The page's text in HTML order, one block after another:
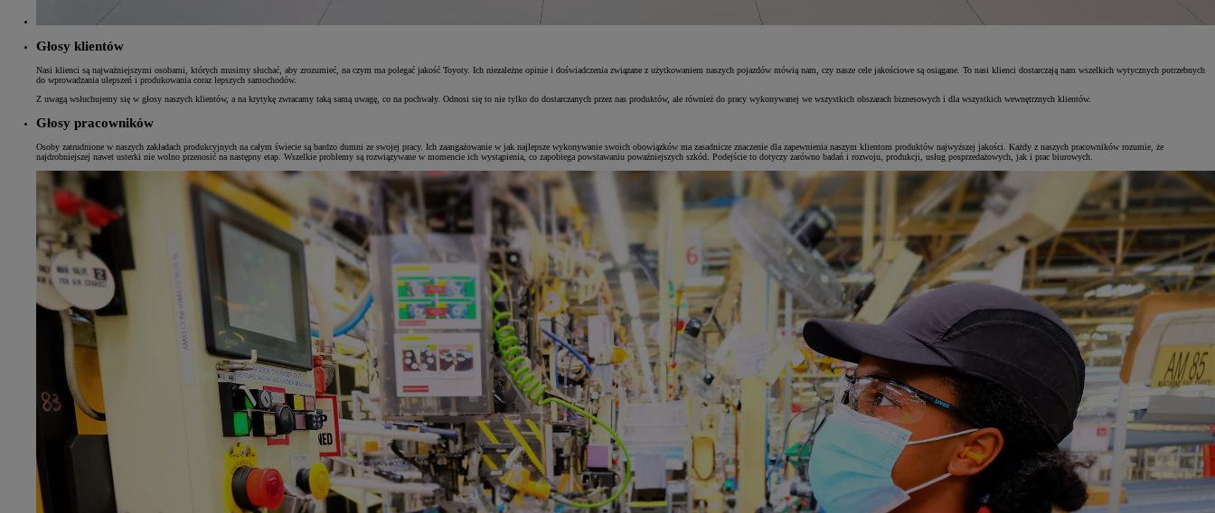
Głosy klientów
Nasi klienci są najważniejszymi osobami, których musimy słuchać, aby zrozumieć, na czym ma polegać jakość Toyoty. Ich niezależne opinie i doświadczenia związane z użytkowaniem naszych pojazdów mówią nam, czy nasze cele jakościowe są osiągane. To nasi klienci dostarczają nam wszelkich wytycznych potrzebnych
do wprowadzania ulepszeń i produkowania coraz lepszych samochodów.
Z uwagą wsłuchujemy się w głosy naszych klientów, a na krytykę zwracamy taką samą uwagę, co na pochwały. Odnosi się to nie tylko do dostarczanych przez nas produktów, ale również do pracy wykonywanej we wszystkich obszarach biznesowych i dla wszystkich wewnętrznych klientów.
Głosy pracowników
Osoby zatrudnione w naszych zakładach produkcyjnych na całym świecie są bardzo dumni ze swojej pracy. Ich zaangażowanie w jak najlepsze wykonywanie swoich obowiązków ma zasadnicze znaczenie dla zapewnienia naszym klientom produktów najwyższej jakości. Każdy z naszych pracowników rozumie, że
najdrobniejszej nawet usterki nie wolno przenosić na następny etap. Wszelkie problemy są rozwiązywane w momencie ich wystąpienia, co zapobiega powstawaniu poważniejszych szkód. Podejście to dotyczy zarówno badań i rozwoju, produkcji, usług posprzedażowych, jak i prac biurowych.